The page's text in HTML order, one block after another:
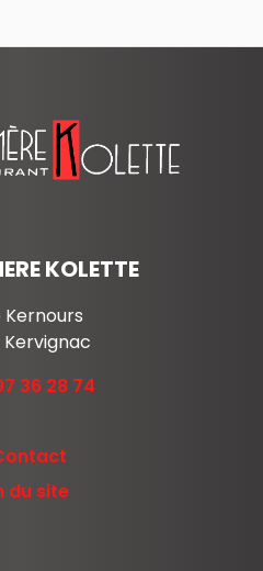
KOLETTE
Kernours
Kervignac
36 28 74
du site